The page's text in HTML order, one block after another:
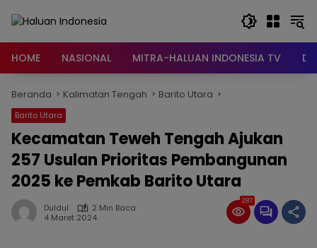
HOME
NASIONAL MITRA-HALUAN INDONESIA TV
Beranda Kalimatan Tengah Barito Utara
Barito Utara
Kecamatan Teweh Tengah Ajukan
257 Usulan Prioritas Pembangunan
2025 ke Pemkab Barito Utara
Duldul
2 Min Baca
4 Maret 2024
287